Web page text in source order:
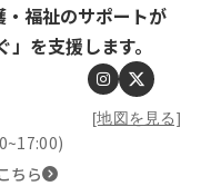
福祉のサポートが
を支援します。
[地図を見る]
ちら